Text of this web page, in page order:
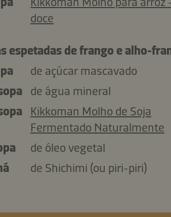
doce
espetadas de frango e alho-
de açúcar mascavado
de água mineral
Kikkoman Molho de Soja
Fermentado Naturalmente
de óleo vegetal
de Shichimi (ou piri-piri)